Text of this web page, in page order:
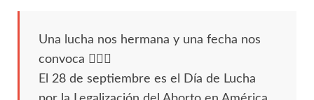
Una lucha nos hermana y una fecha nos
convoca ✊🏾💚
El 28 de septiembre es el Día de Lucha